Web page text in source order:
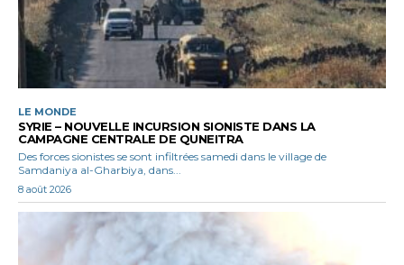
LE MONDE
SYRIE – NOUVELLE INCURSION SIONISTE DANS LA
CAMPAGNE CENTRALE DE QUNEITRA
Des forces sionistes se sont infiltrées samedi dans le village de
Samdaniya al-Gharbiya, dans...
8 août 2026